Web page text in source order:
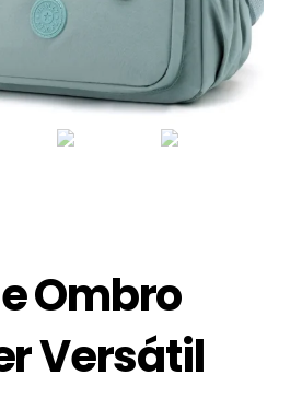
Ombro
Versátil